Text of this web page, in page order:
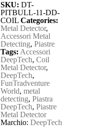
SKU: DT-
PITBULL-11-DD-
COIL Categories:
Metal Detector,
Accessori Metal
Detecting, Piastre
Tags: Accessori
DeepTech, Coil
Metal Detector,
DeepTech,
FunTradventure
World, metal
detecting, Piastra
DeepTech, Piastre
Metal Detector
Marchio: DeepTech